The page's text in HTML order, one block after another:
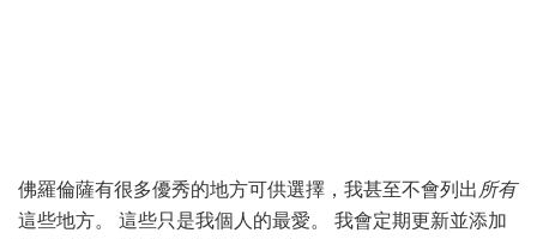
佛羅倫薩有很多優秀的地方可供選擇，我甚至不會列出所有
這些地方。 這些只是我個人的最愛。 我會定期更新並添加